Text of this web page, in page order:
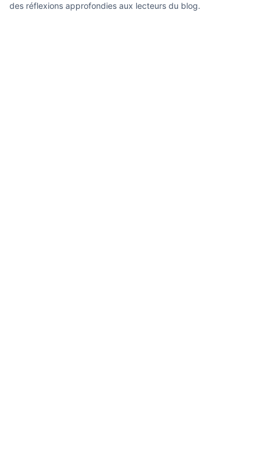
des réflexions approfondies aux lecteurs du blog.